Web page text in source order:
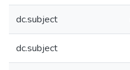
dc.subject
dc.subject